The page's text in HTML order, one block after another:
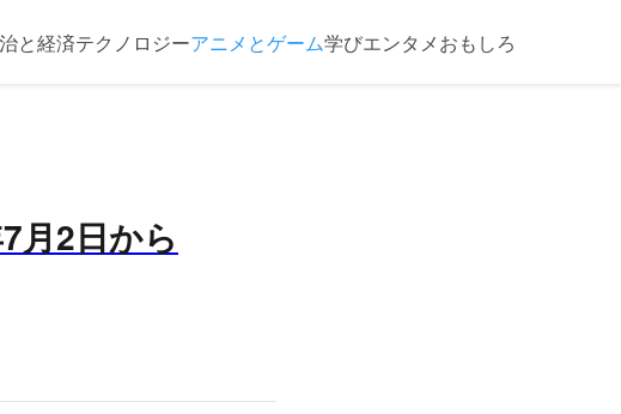
と経済テクノロジーアニメとゲーム学びエンタメおもしろ
月2日から